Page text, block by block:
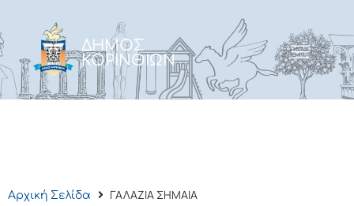
ΔΗΜΟΣ
ΚΟΡΙΝΘΙΩΝ
Αρχική Σελίδα ΓΑΛΑΖΙΑ ΣΗΜΑΙΑ